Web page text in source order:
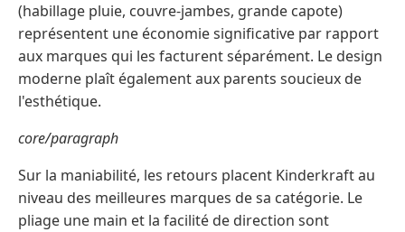
(habillage pluie, couvre-jambes, grande capote)
représentent une économie significative par rapport
aux marques qui les facturent séparément. Le design
moderne plaît également aux parents soucieux de
l'esthétique.
core/paragraph
Sur la maniabilité, les retours placent Kinderkraft au
niveau des meilleures marques de sa catégorie. Le
pliage une main et la facilité de direction sont